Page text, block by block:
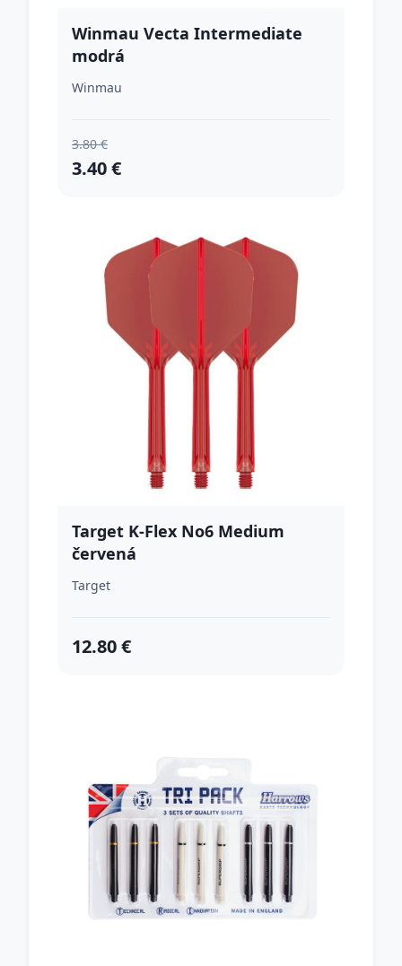
Winmau Vecta Intermediate
modrá
Winmau
3.80 €
3.40 €
Target K-Flex No6 Medium
červená
Target
12.80 €